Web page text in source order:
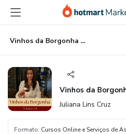
para
conteúdo
principal
para
pagamento
para
rodapé
Vinhos da Borgonha Básico - Volume 1
Vinhos da
Juliana Lins Cruz
Formato: Cursos Online e Serviços de